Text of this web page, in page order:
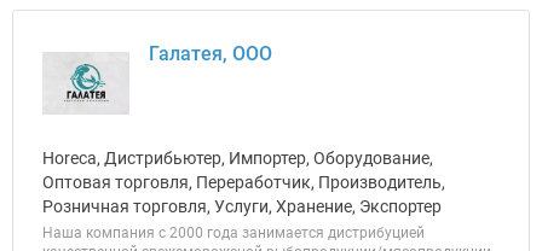
Галатея, ООО
Horeca, Дистрибьютер, Импортер, Оборудование,
Оптовая торговля, Переработчик, Производитель,
Розничная торговля, Услуги, Хранение, Экспортер
Наша компания с 2000 года занимается дистрибуцией